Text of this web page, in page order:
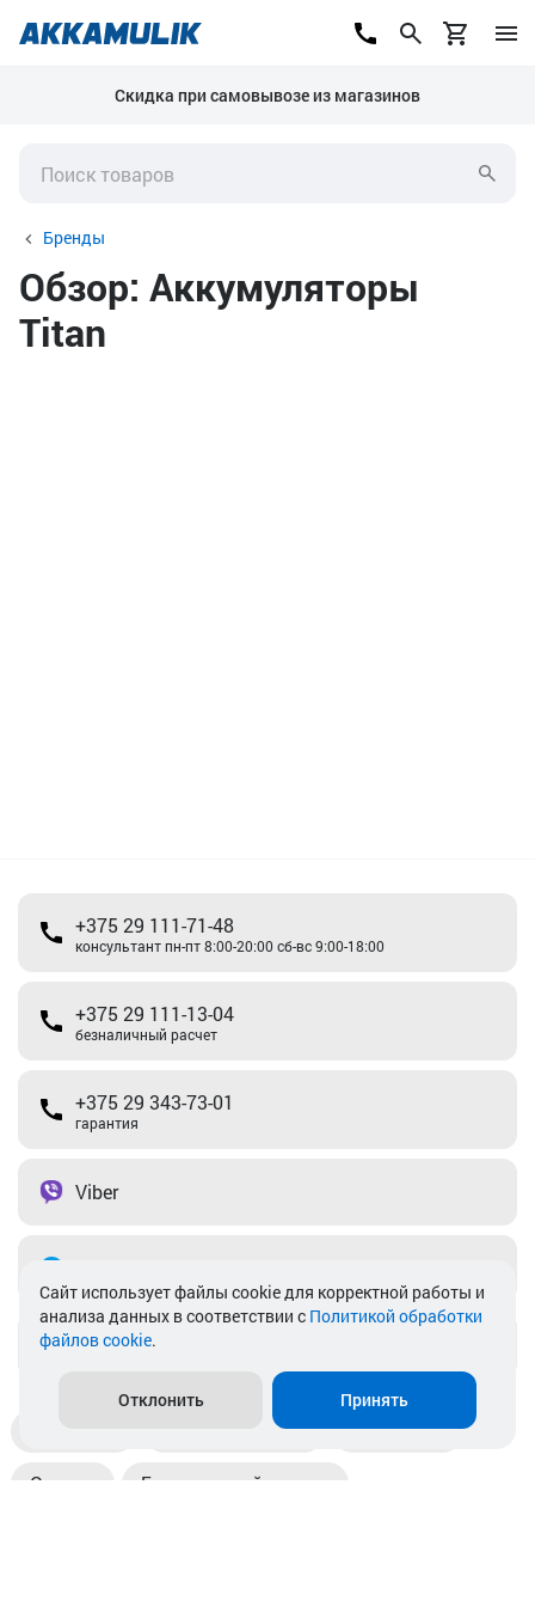
Скидка при самовывозе из магазинов
Бренды
Обзор: Аккумуляторы
Titan
+375 29 111-71-48
консультант пн-пт 8:00-20:00 сб-вс 9:00-18:00
+375 29 111-13-04
безналичный расчет
+375 29 343-73-01
гарантия
Viber
info@akkamulik.by
Пункты выдачи Магазины
Оплата Безналичный расчет
Cайт использует файлы cookie для корректной работы и
анализа данных в соответствии с Политикой обработки
файлов cookie.
Отклонить Принять